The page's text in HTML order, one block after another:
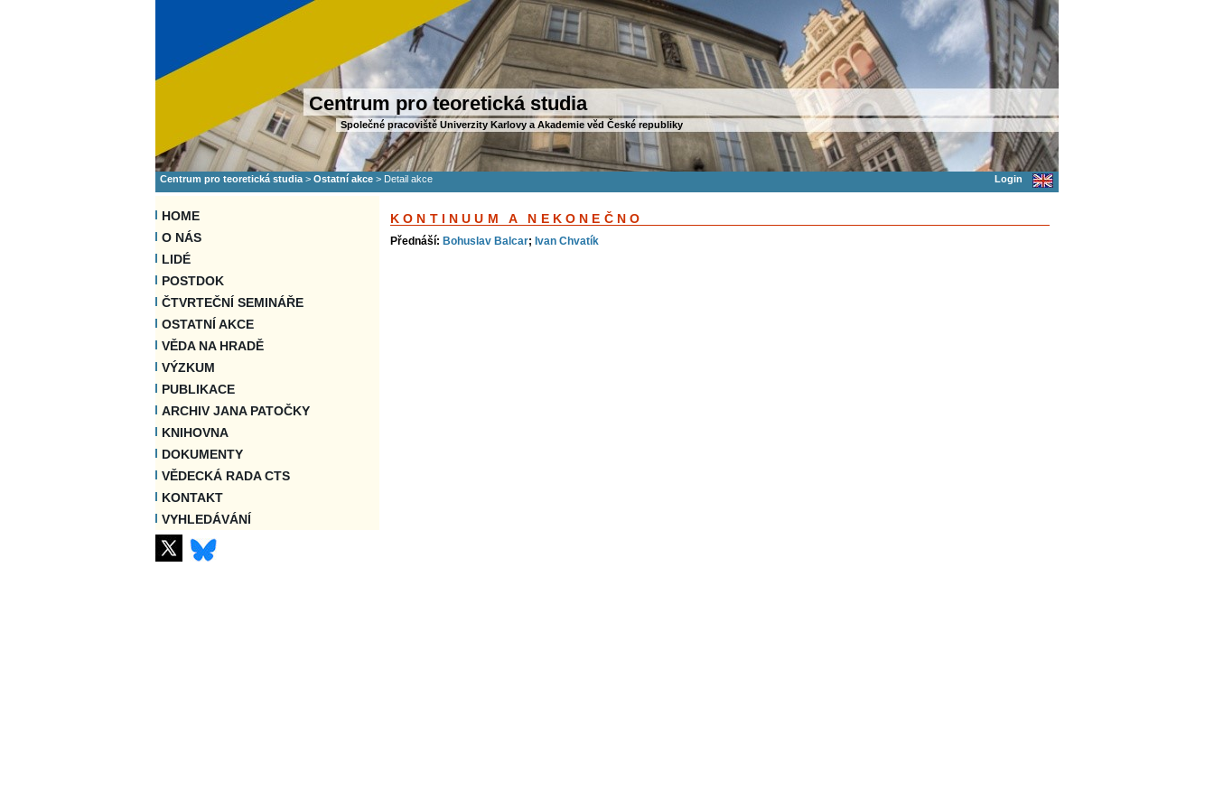
Centrum pro teoretická studia
Společné pracoviště Univerzity Karlovy a Akademie věd České republiky
Centrum pro teoretická studia > Ostatní akce > Detail akce Login
HOME
O NÁS
LIDÉ
POSTDOK
ČTVRTEČNÍ SEMINÁŘE
OSTATNÍ AKCE
VĚDA NA HRADĚ
VÝZKUM
PUBLIKACE
ARCHIV JANA PATOČKY
KNIHOVNA
DOKUMENTY
VĚDECKÁ RADA CTS
KONTAKT
VYHLEDÁVÁNÍ
KONTINUUM A NEKONEČNO
Přednáší: Bohuslav Balcar; Ivan Chvatík